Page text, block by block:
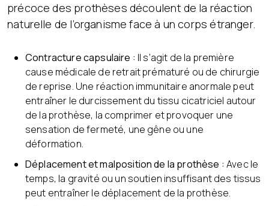
précoce des prothèses découlent de la réaction
naturelle de l’organisme face à un corps étranger.
Contracture capsulaire : Il s’agit de la première
cause médicale de retrait prématuré ou de chirurgie
de reprise. Une réaction immunitaire anormale peut
entraîner le durcissement du tissu cicatriciel autour
de la prothèse, la comprimer et provoquer une
sensation de fermeté, une gêne ou une
déformation.
Déplacement et malposition de la prothèse : Avec le
temps, la gravité ou un soutien insuffisant des tissus
peut entraîner le déplacement de la prothèse.